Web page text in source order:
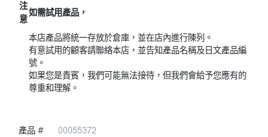
注
意
如需試用產品，
本店產品將統一存放於倉庫，並在店內進行陳列。
有意試用的顧客請聯絡本店，並告知產品名稱及日文產品編
號。
如果您是貴賓，我們可能無法接待，但我們會給予您應有的
尊重和理解。
產品 # 00055372